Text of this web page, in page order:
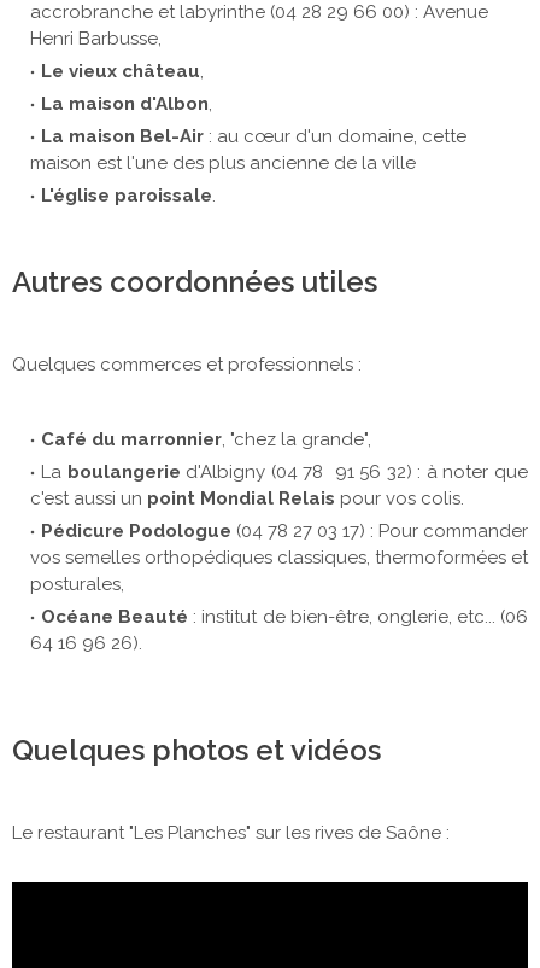
accrobranche et labyrinthe (04 28 29 66 00) : Avenue
Henri Barbusse,
Le vieux château,
La maison d'Albon,
La maison Bel-Air : au cœur d'un domaine, cette
maison est l'une des plus ancienne de la ville
L'église paroissale.
Autres coordonnées utiles
Quelques commerces et professionnels :
Café du marronnier, "chez la grande",
La boulangerie d'Albigny (04 78 91 56 32) : à noter que
c'est aussi un point Mondial Relais pour vos colis.
Pédicure Podologue (04 78 27 03 17) : Pour commander
vos semelles orthopédiques classiques, thermoformées et
posturales,
Océane Beauté : institut de bien-être, onglerie, etc... (06
64 16 96 26).
Quelques photos et vidéos
Le restaurant "Les Planches" sur les rives de Saône :